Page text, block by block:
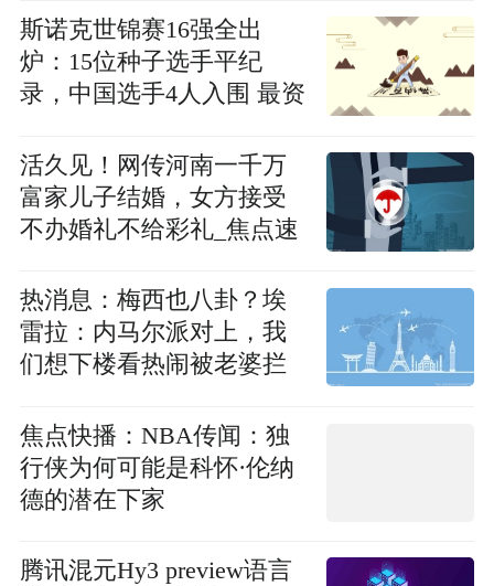
斯诺克世锦赛16强全出
炉：15位种子选手平纪
录，中国选手4人入围 最资
活久见！网传河南一千万
富家儿子结婚，女方接受
不办婚礼不给彩礼_焦点速
热消息：梅西也八卦？埃
雷拉：内马尔派对上，我
们想下楼看热闹被老婆拦
焦点快播：NBA传闻：独
行侠为何可能是科怀·伦纳
德的潜在下家
腾讯混元Hy3 preview语言